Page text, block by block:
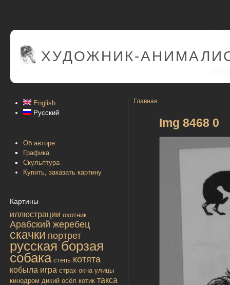
ХУДОЖНИК-
English
Русский
Об авторе
Графика
Скульптура
Купить, заказать картину
Картины
иллюстрации охотник
Арабский жеребец
скачки портрет
русская борзая
собака степь котята
кобыла игра страх окна улицы
кинодром дикий осёл котик такса
Главная
Img 8468 0